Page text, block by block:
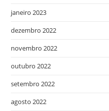
janeiro 2023
dezembro 2022
novembro 2022
outubro 2022
setembro 2022
agosto 2022